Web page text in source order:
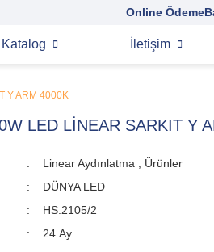
Online Ödeme
Katalog İletişim
Y ARM 4000K
LED LİNEAR SARKIT Y
Linear Aydınlatma
Ürünler
DÜNYA LED
HS.2105/2
24 Ay